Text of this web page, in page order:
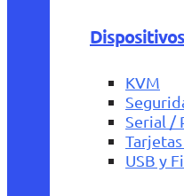
Dispositivos
KVM
Serial /
Tarjetas
USB y